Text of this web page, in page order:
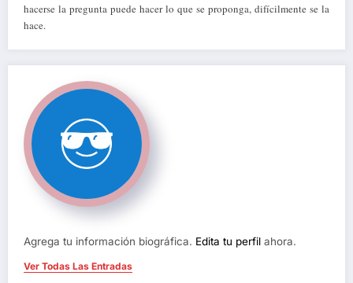
hacerse la pregunta puede hacer lo que se proponga, difícilmente se la
hace.
Agrega tu información biográfica. Edita tu perfil ahora.
Ver Todas Las Entradas